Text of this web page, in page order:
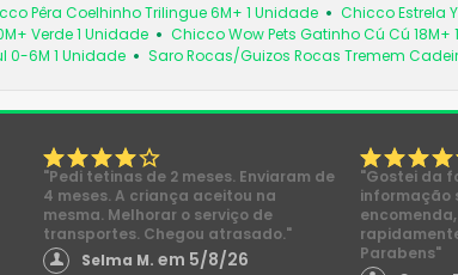
Pêra Coelhinho Trilingue 6M+ 1 Unidade
Chicco Estrela
Verde 1 Unidade
Chicco Wow Pets Gatinho Cú Cú 18M+
0-6M 1 Unidade Saro Rocas/Guizos Rocas Tremem
"Pedi tetinas de 2 meses. Enviaram de
4 meses. A criança aceitou na
mesma. Melhorar o serviço de
transportes. Chegou atrasado."
Selma M.em 5/8/26
"Gostei da
informação
Parabens"